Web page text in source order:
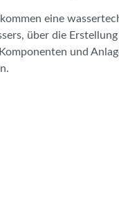
eine
über die
und